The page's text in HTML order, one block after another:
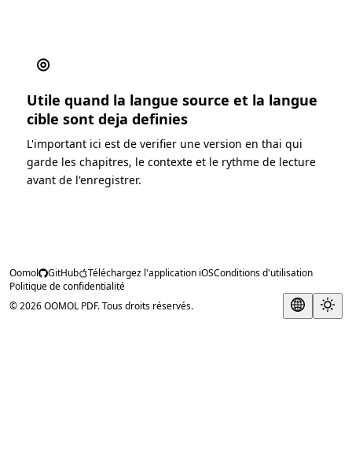
◎
Utile quand la langue source et la langue
cible sont deja definies
L'important ici est de verifier une version en thai qui
garde les chapitres, le contexte et le rythme de lecture
avant de l'enregistrer.
Oomol GitHub Téléchargez l'application iOSConditions d'utilisation
Politique de confidentialité
© 2026 OOMOL PDF. Tous droits réservés.